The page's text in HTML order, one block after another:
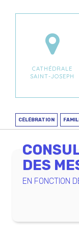
CATHÉDRALE
SAINT-JOSEPH
CÉLÉBRATION
DES
EN FONCTION